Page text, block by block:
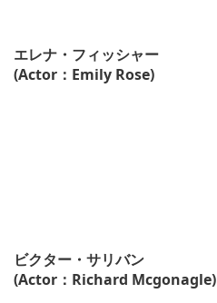
エレナ・フィッシャー
(Actor：Emily Rose)
ビクター・サリバン
(Actor：Richard Mcgonagle)